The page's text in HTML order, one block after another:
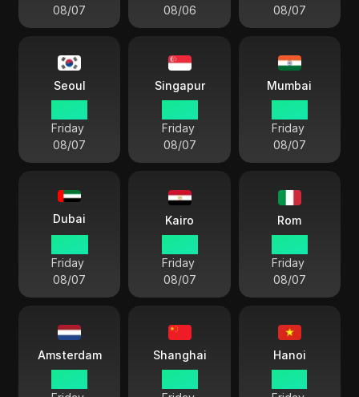
08/07 08/06 08/07
Seoul
Friday
08/07
Singapur
Friday
08/07
Mumbai
Friday
08/07
Dubai
Friday
08/07
Kairo
Friday
08/07
Rom
Friday
08/07
Amsterdam Shanghai Hanoi